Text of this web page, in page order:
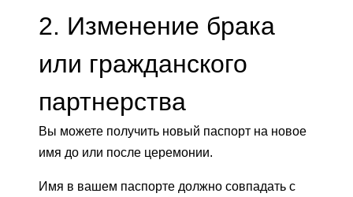
2. Изменение брака
или гражданского
партнерства
Вы можете получить новый паспорт на новое
имя до или после церемонии.
Имя в вашем паспорте должно совпадать с